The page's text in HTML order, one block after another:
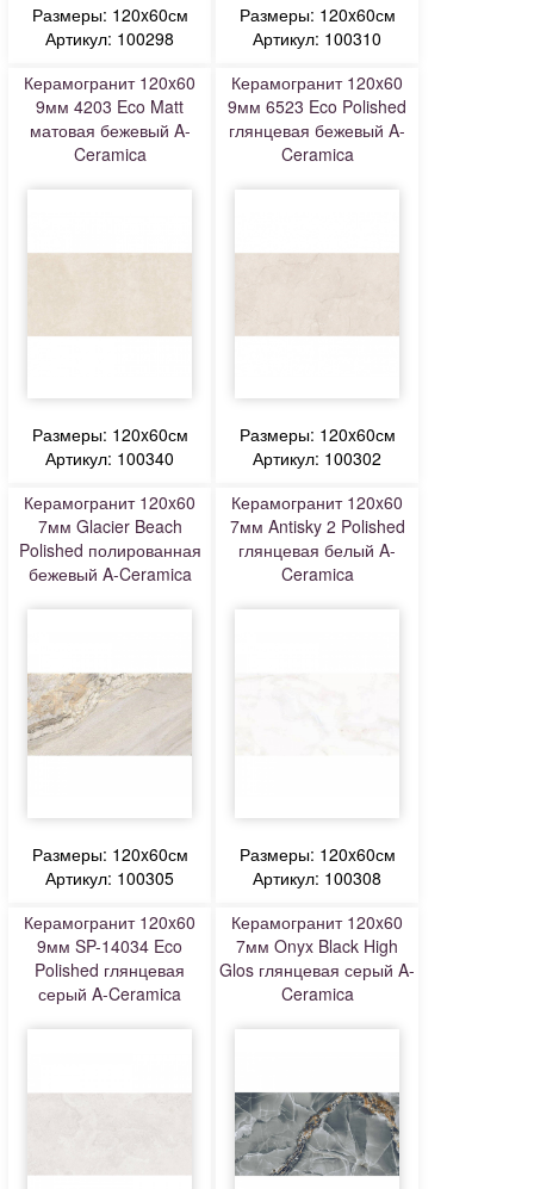
Размеры: 120x60см
Артикул: 100298
Размеры: 120x60см
Артикул: 100310
Керамогранит 120x60
9мм 4203 Eco Matt
матовая бежевый A-
Ceramica
Размеры: 120x60см
Артикул: 100340
Керамогранит 120x60
9мм 6523 Eco Polished
глянцевая бежевый A-
Ceramica
Размеры: 120x60см
Артикул: 100302
Керамогранит 120x60
7мм Glacier Beach
Polished полированная
бежевый A-Ceramica
Размеры: 120x60см
Артикул: 100305
Керамогранит 120x60
7мм Antisky 2 Polished
глянцевая белый A-
Ceramica
Размеры: 120x60см
Артикул: 100308
Керамогранит 120x60
9мм SP-14034 Eco
Polished глянцевая
серый A-Ceramica
Керамогранит 120x60
7мм Onyx Black High
Glos глянцевая серый A-
Ceramica